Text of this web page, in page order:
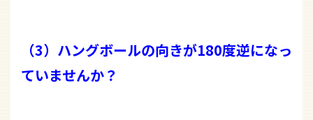
（3）ハングボールの向きが180度逆になっ
ていませんか？